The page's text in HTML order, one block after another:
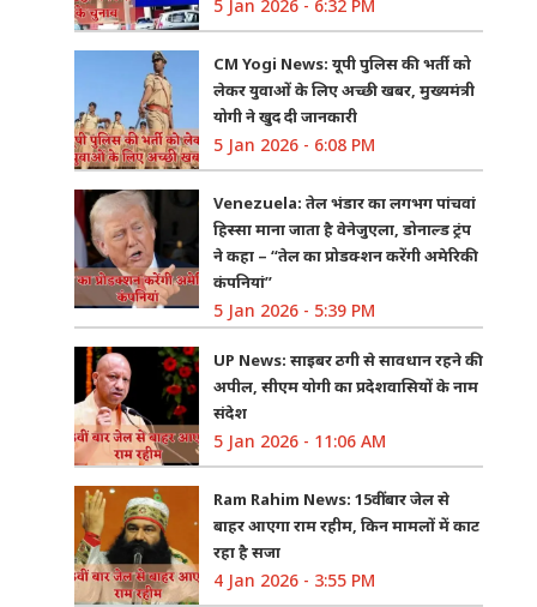
5 Jan 2026 - 6:32 PM
CM Yogi News: यूपी पुलिस की भर्ती को
लेकर युवाओं के लिए अच्छी खबर, मुख्यमंत्री
योगी ने खुद दी जानकारी
5 Jan 2026 - 6:08 PM
Venezuela: तेल भंडार का लगभग पांचवां
हिस्सा माना जाता है वेनेजुएला, डोनाल्ड ट्रंप
ने कहा – “तेल का प्रोडक्शन करेंगी अमेरिकी
कंपनियां”
5 Jan 2026 - 5:39 PM
UP News: साइबर ठगी से सावधान रहने की
अपील, सीएम योगी का प्रदेशवासियों के नाम
संदेश
5 Jan 2026 - 11:06 AM
Ram Rahim News: 15वीं बार जेल से
बाहर आएगा राम रहीम, किन मामलों में काट
रहा है सजा
4 Jan 2026 - 3:55 PM